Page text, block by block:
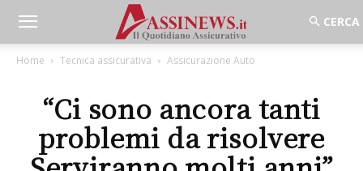
Home Tecnica assicurativa Assicurazione Auto
“Ci sono ancora tanti
problemi da risolvere